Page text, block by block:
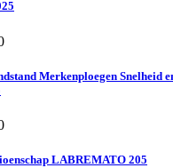
Merkenploegen Snelheid
LABREMATO 205